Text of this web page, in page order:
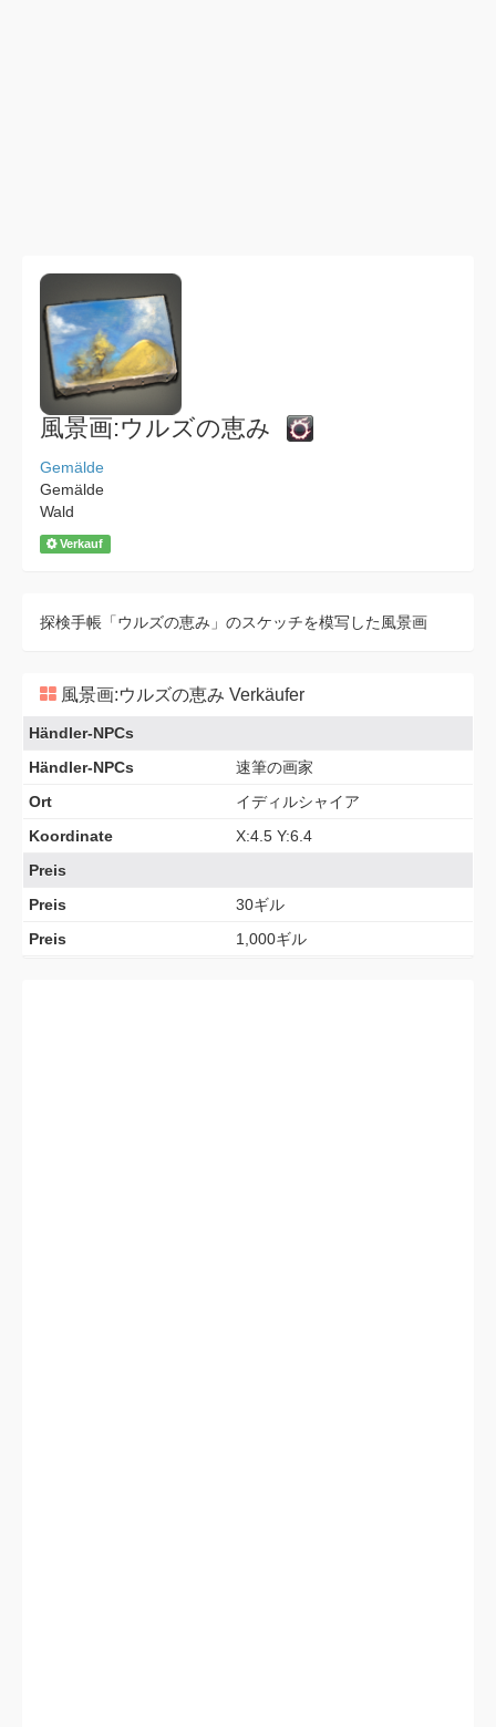
風景画:ウルズの恵み
Gemälde
Gemälde
Wald
Verkauf
探検手帳「ウルズの恵み」のスケッチを模写した風景画
風景画:ウルズの恵み Verkäufer
Händler-NPCs
Händler-NPCs
速筆の画家
Ort
イディルシャイア
Koordinate
X:4.5 Y:6.4
Preis
Preis
30ギル
Preis
1,000ギル